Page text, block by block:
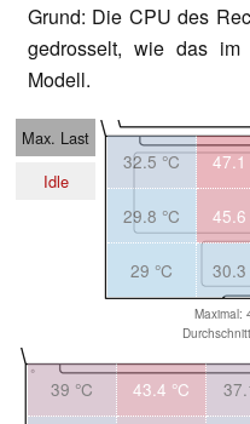
Grund: Die CPU des
gedrosselt, wie das im
Modell.
Max. Last
Idle
32.5 °C 47.1
29.8 °C 45.6
29 °C 30.3
Maximal:
39 °C 43.4 °C